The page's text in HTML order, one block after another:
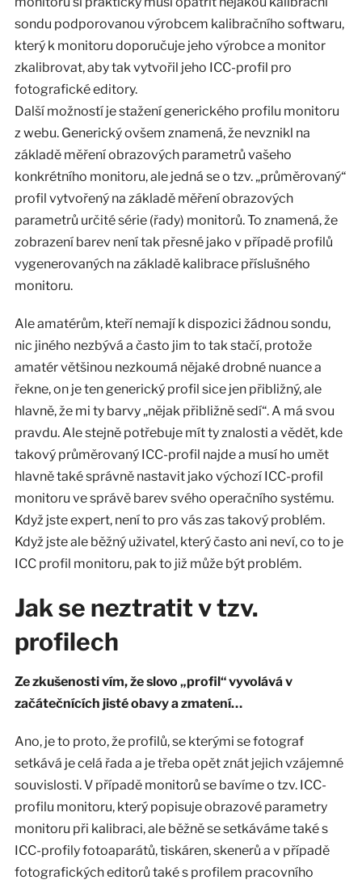
sondu podporovanou výrobcem kalibračního softwaru,
který k monitoru doporučuje jeho výrobce a monitor
zkalibrovat, aby tak vytvořil jeho ICC-profil pro
fotografické editory.
Další možností je stažení generického profilu monitoru
z webu. Generický ovšem znamená, že nevznikl na
základě měření obrazových parametrů vašeho
konkrétního monitoru, ale jedná se o tzv. „průměrovaný“
profil vytvořený na základě měření obrazových
parametrů určité série (řady) monitorů. To znamená, že
zobrazení barev není tak přesné jako v případě profilů
vygenerovaných na základě kalibrace příslušného
monitoru.
Ale amatérům, kteří nemají k dispozici žádnou sondu,
nic jiného nezbývá a často jim to tak stačí, protože
amatér většinou nezkoumá nějaké drobné nuance a
řekne, on je ten generický profil sice jen přibližný, ale
hlavně, že mi ty barvy „nějak přibližně sedí“. A má svou
pravdu. Ale stejně potřebuje mít ty znalosti a vědět, kde
takový průměrovaný ICC-profil najde a musí ho umět
hlavně také správně nastavit jako výchozí ICC-profil
monitoru ve správě barev svého operačního systému.
Když jste expert, není to pro vás zas takový problém.
Když jste ale běžný uživatel, který často ani neví, co to je
ICC profil monitoru, pak to již může být problém.
Jak se neztratit v tzv.
profilech
Ze zkušenosti vím, že slovo „profil“ vyvolává v
začátečnících jisté obavy a zmatení…
Ano, je to proto, že profilů, se kterými se fotograf
setkává je celá řada a je třeba opět znát jejich vzájemné
souvislosti. V případě monitorů se bavíme o tzv. ICC-
profilu monitoru, který popisuje obrazové parametry
monitoru při kalibraci, ale běžně se setkáváme také s
ICC-profily fotoaparátů, tiskáren, skenerů a v případě
fotografických editorů také s profilem pracovního